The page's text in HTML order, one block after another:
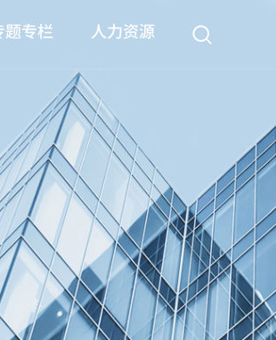
题专栏 人力资源